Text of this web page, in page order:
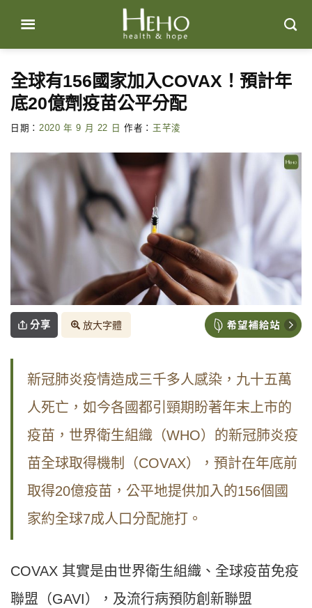
content
全球有156國家加入COVAX！預計年
底20億劑疫苗公平分配
日期： 2020 年 9 月 22 日 作者： 王芊淩
分享 放大字體
新冠肺炎疫情造成三千多人感染，九十五萬
人死亡，如今各國都引頸期盼著年末上市的
疫苗，世界衛生組織（WHO）的新冠肺炎疫
苗全球取得機制（COVAX），預計在年底前
取得20億疫苗，公平地提供加入的156個國
家約全球7成人口分配施打。
COVAX 其實是由世界衛生組織、全球疫苗免疫
聯盟（GAVI），及流行病預防創新聯盟